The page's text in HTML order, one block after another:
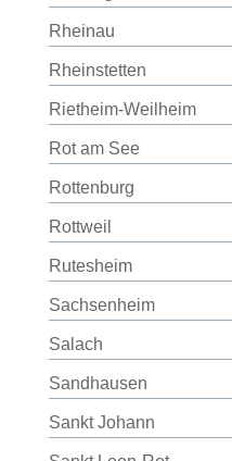
Rheinau
Rheinstetten
Rietheim-Weilheim
Rot am See
Rottenburg
Rottweil
Rutesheim
Sachsenheim
Salach
Sandhausen
Sankt Johann